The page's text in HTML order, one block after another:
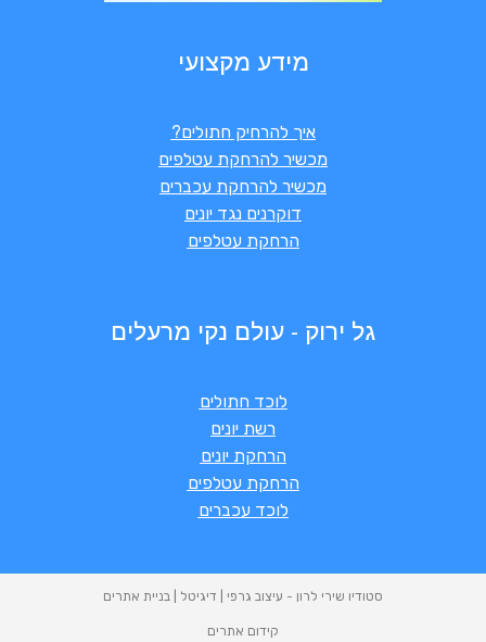
גל ירוק - עולם נקי מרעלים
לוכד חתולים
רשת יונים
הרחקת יונים
הרחקת עטלפים
לוכד עכברים
מידע מקצועי
איך להרחיק חתולים?
מכשיר להרחקת עטלפים
מכשיר להרחקת עכברים
דוקרנים נגד יונים
הרחקת עטלפים
סטודיו שירי לרון - עיצוב גרפי | דיגיטל | בניית אתרים
קידום אתרים